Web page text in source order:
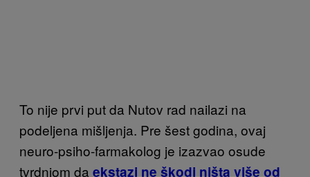
To nije prvi put da Nutov rad nailazi na
podeljena mišljenja. Pre šest godina, ovaj
neuro-psiho-farmakolog je izazvao osude
tvrdnjom da ekstazi ne škodi ništa više od